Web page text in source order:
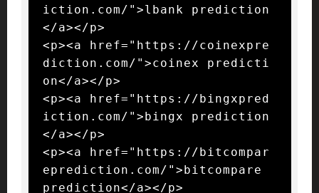
iction.com/">lbank prediction
</a></p>
<p><a href="https://coinexpre
diction.com/">coinex predicti
on</a></p>
<p><a href="https://bingxpred
iction.com/">bingx prediction
</a></p>
<p><a href="https://bitcompar
eprediction.com/">bitcompare
prediction</a></p>